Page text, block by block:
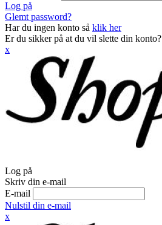
Log på
Glemt password?
Har du ingen konto så klik her
Er du sikker på at du vil slette din konto?
x
Log på
Skriv din e-mail
E-mail
Nulstil din e-mail
x